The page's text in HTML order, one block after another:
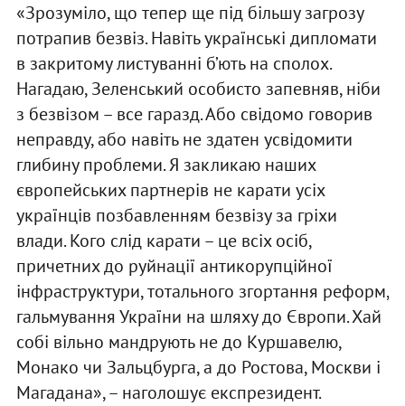
«Зрозуміло, що тепер ще під більшу загрозу
потрапив безвіз. Навіть українські дипломати
в закритому листуванні б’ють на сполох.
Нагадаю, Зеленський особисто запевняв, ніби
з безвізом – все гаразд. Або свідомо говорив
неправду, або навіть не здатен усвідомити
глибину проблеми. Я закликаю наших
європейських партнерів не карати усіх
українців позбавленням безвізу за гріхи
влади. Кого слід карати – це всіх осіб,
причетних до руйнації антикорупційної
інфраструктури, тотального згортання реформ,
гальмування України на шляху до Європи. Хай
собі вільно мандрують не до Куршавелю,
Монако чи Зальцбурга, а до Ростова, Москви і
Магадана», – наголошує експрезидент.